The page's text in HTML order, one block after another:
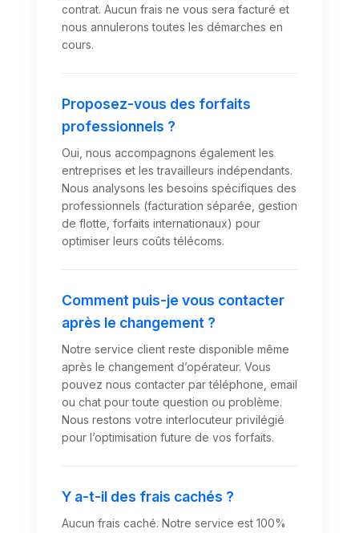
contrat. Aucun frais ne vous sera facturé et
nous annulerons toutes les démarches en
cours.
Proposez-vous des forfaits
professionnels ?
Oui, nous accompagnons également les
entreprises et les travailleurs indépendants.
Nous analysons les besoins spécifiques des
professionnels (facturation séparée, gestion
de flotte, forfaits internationaux) pour
optimiser leurs coûts télécoms.
Comment puis-je vous contacter
après le changement ?
Notre service client reste disponible même
après le changement d’opérateur. Vous
pouvez nous contacter par téléphone, email
ou chat pour toute question ou problème.
Nous restons votre interlocuteur privilégié
pour l’optimisation future de vos forfaits.
Y a-t-il des frais cachés ?
Aucun frais caché. Notre service est 100%